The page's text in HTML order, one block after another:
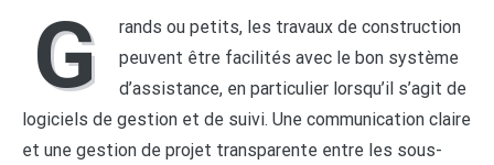
G
rands ou petits, les travaux de construction
peuvent être facilités avec le bon système
d’assistance, en particulier lorsqu’il s’agit de
logiciels de gestion et de suivi. Une communication claire
et une gestion de projet transparente entre les sous-